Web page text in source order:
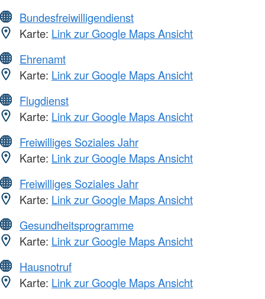
Bundesfreiwilligendienst
Karte: Link zur Google Maps Ansicht
Ehrenamt
Karte: Link zur Google Maps Ansicht
Flugdienst
Karte: Link zur Google Maps Ansicht
Freiwilliges Soziales Jahr
Karte: Link zur Google Maps Ansicht
Freiwilliges Soziales Jahr
Karte: Link zur Google Maps Ansicht
Gesundheitsprogramme
Karte: Link zur Google Maps Ansicht
Hausnotruf
Karte: Link zur Google Maps Ansicht